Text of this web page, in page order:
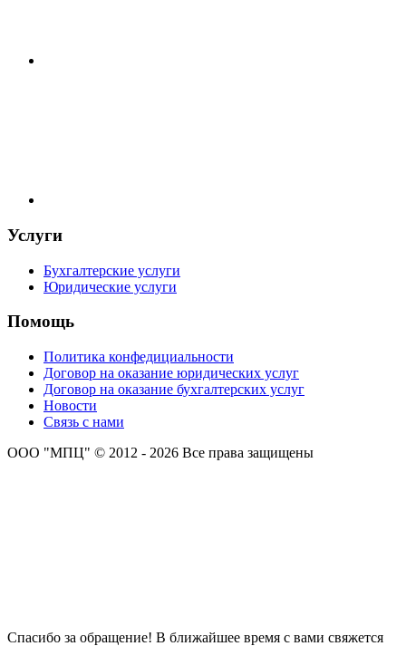
Услуги
Бухгалтерские услуги
Юридические услуги
Помощь
Политика конфедициальности
Договор на оказание юридических услуг
Договор на оказание бухгалтерских услуг
Новости
Связь с нами
ООО "МПЦ" © 2012 - 2026 Все права защищены
Спасибо за обращение! В ближайшее время с вами свяжется